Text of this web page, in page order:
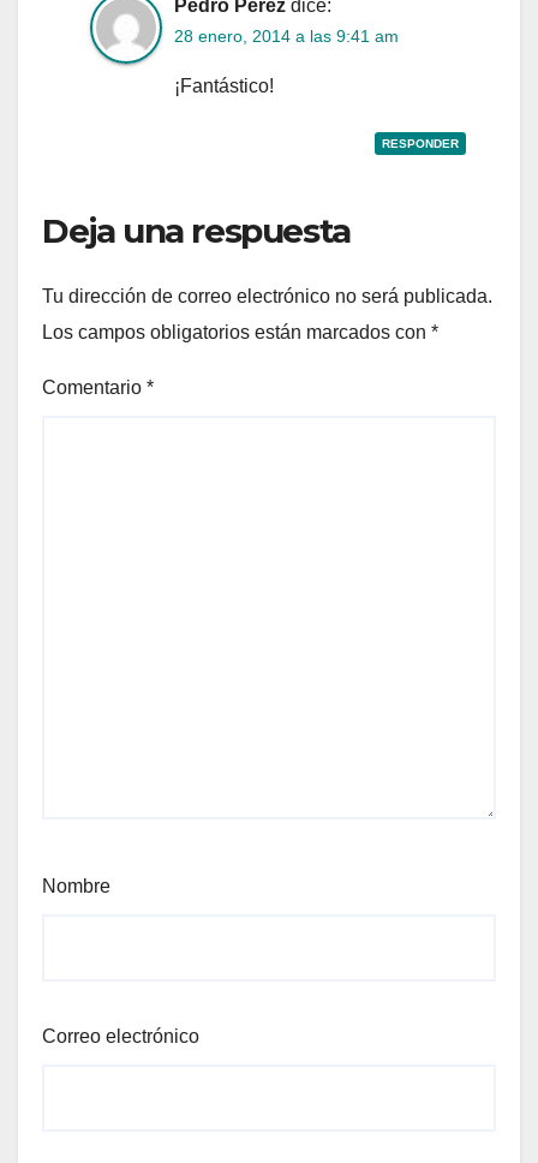
Pedro Pérez dice:
28 enero, 2014 a las 9:41 am
¡Fantástico!
RESPONDER
Deja una respuesta
Tu dirección de correo electrónico no será publicada.
Los campos obligatorios están marcados con *
Comentario *
Nombre
Correo electrónico